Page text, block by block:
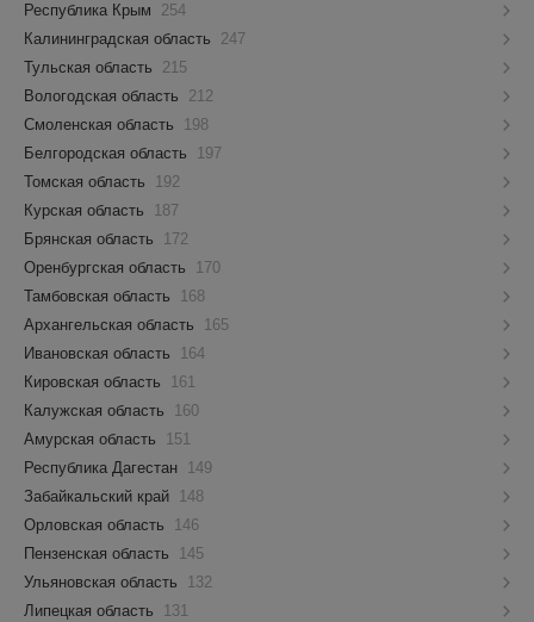
Республика Крым
254
Калининградская область
247
Тульская область
215
Вологодская область
212
Смоленская область
198
Белгородская область
197
Томская область
192
Курская область
187
Брянская область
172
Оренбургская область
170
Тамбовская область
168
Архангельская область
165
Ивановская область
164
Кировская область
161
Калужская область
160
Амурская область
151
Республика Дагестан 149
Забайкальский край 148
Орловская область
146
Пензенская область
145
Ульяновская область
132
Липецкая область
131